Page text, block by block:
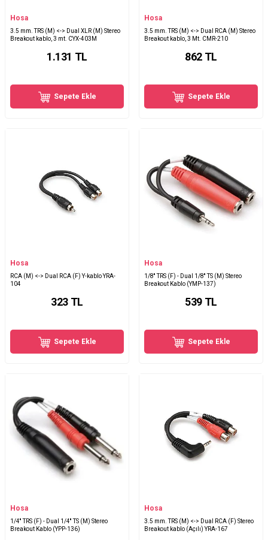
Hosa
3.5 mm. TRS (M) <-> Dual XLR (M) Stereo
Breakout kablo, 3 mt. CYX-403M
1.131 TL
Sepete Ekle
Hosa
3.5 mm. TRS (M) <-> Dual RCA (M) Stereo
Breakout kablo, 3 Mt. CMR-210
862 TL
Sepete Ekle
Hosa
RCA (M) <-> Dual RCA (F) Y-kablo YRA-
104
323 TL
Sepete Ekle
Hosa
1/8'' TRS (F) - Dual 1/8'' TS (M) Stereo
Breakout Kablo (YMP-137)
539 TL
Sepete Ekle
Hosa
1/4'' TRS (F) - Dual 1/4'' TS (M) Stereo
Breakout Kablo (YPP-136)
Hosa
3.5 mm. TRS (M) <-> Dual RCA (F) Stereo
Breakout kablo (Açılı) YRA-167